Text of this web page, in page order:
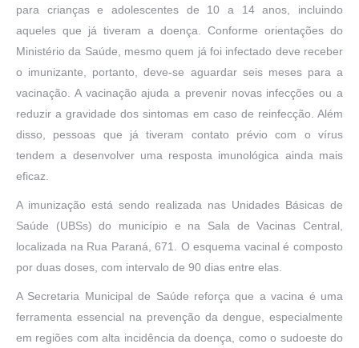
para crianças e adolescentes de 10 a 14 anos, incluindo
aqueles que já tiveram a doença. Conforme orientações do
Ministério da Saúde, mesmo quem já foi infectado deve receber
o imunizante, portanto, deve-se aguardar seis meses para a
vacinação. A vacinação ajuda a prevenir novas infecções ou a
reduzir a gravidade dos sintomas em caso de reinfecção. Além
disso, pessoas que já tiveram contato prévio com o vírus
tendem a desenvolver uma resposta imunológica ainda mais
eficaz.
A imunização está sendo realizada nas Unidades Básicas de
Saúde (UBSs) do município e na Sala de Vacinas Central,
localizada na Rua Paraná, 671. O esquema vacinal é composto
por duas doses, com intervalo de 90 dias entre elas.
A Secretaria Municipal de Saúde reforça que a vacina é uma
ferramenta essencial na prevenção da dengue, especialmente
em regiões com alta incidência da doença, como o sudoeste do